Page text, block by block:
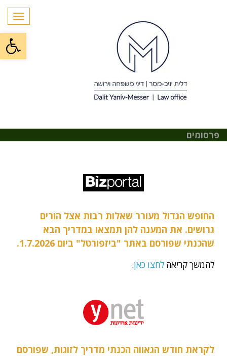
פרסומים
החופש הגדול מעורר שאלות רבות אצל הורים
גרושים. את המענה להן תמצאו במדריך הבא
שהכנתי שפורסם באתר "ביזפורטל" ביום 1.7.2026.
להמשך קריאה לחצו כאן.
לקראת חודש הגאווה הכנתי מדריך לזוגות, שפורסם